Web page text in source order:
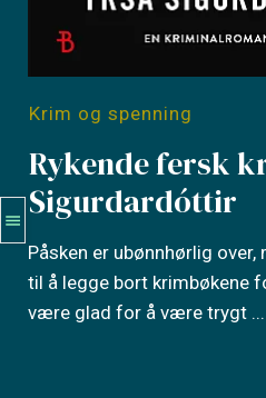
Krim og spenning
Rykende fersk
Sigurdardóttir
Påsken er ubønnhørlig over,
til å legge bort krimbøkene
være glad for å være trygt